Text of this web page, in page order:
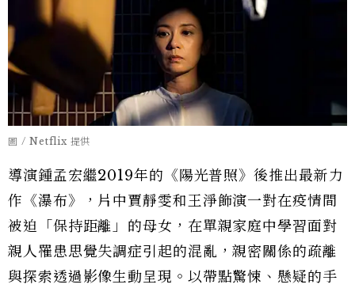
圖 / Netflix 提供
導演鍾孟宏繼2019年的《陽光普照》後推出最新力
作《瀑布》，片中賈靜雯和王淨飾演一對在疫情間
被迫「保持距離」的母女，在單親家庭中學習面對
親人罹患思覺失調症引起的混亂，親密關係的疏離
與探索透過影像生動呈現。以帶點驚悚、懸疑的手